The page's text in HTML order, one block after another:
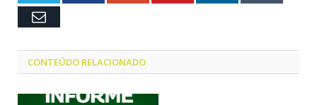
Email
CONTEÚDO RELACIONADO